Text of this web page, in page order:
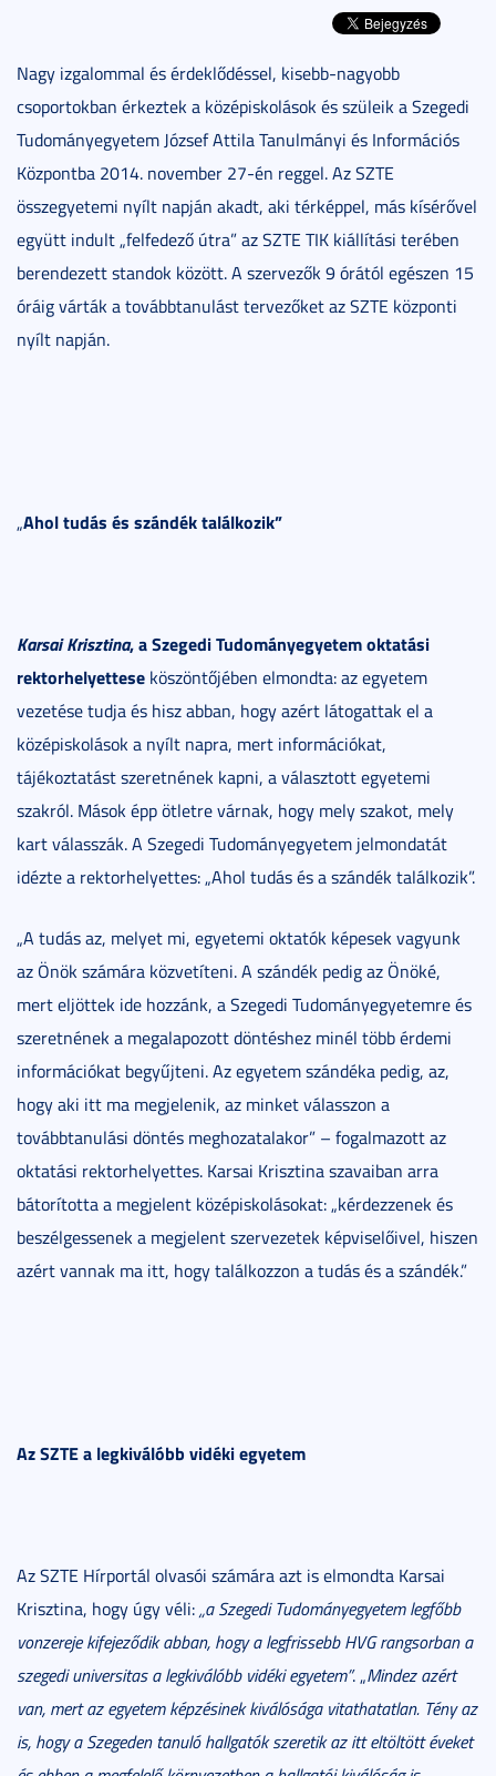
Nagy izgalommal és érdeklődéssel, kisebb-nagyobb
csoportokban érkeztek a középiskolások és szüleik a Szegedi
Tudományegyetem József Attila Tanulmányi és Információs
Központba 2014. november 27-én reggel. Az SZTE
összegyetemi nyílt napján akadt, aki térképpel, más kísérővel
együtt indult „felfedező útra” az SZTE TIK kiállítási terében
berendezett standok között. A szervezők 9 órától egészen 15
óráig várták a továbbtanulást tervezőket az SZTE központi
nyílt napján.
„Ahol tudás és szándék találkozik”
Karsai Krisztina, aSzegedi Tudományegyetem oktatási
rektorhelyettese köszöntőjében elmondta: az egyetem
vezetése tudja és hisz abban, hogy azért látogattak el a
középiskolások a nyílt napra, mert információkat,
tájékoztatást szeretnének kapni, a választott egyetemi
szakról. Mások épp ötletre várnak, hogy mely szakot, mely
kart válasszák. A Szegedi Tudományegyetem jelmondatát
idézte a rektorhelyettes: „Ahol tudás és a szándék találkozik”.
„A tudás az, melyet mi, egyetemi oktatók képesek vagyunk
az Önök számára közvetíteni. A szándék pedig az Önöké,
mert eljöttek ide hozzánk, a Szegedi Tudományegyetemre és
szeretnének a megalapozott döntéshez minél több érdemi
információkat begyűjteni. Az egyetem szándéka pedig, az,
hogy aki itt ma megjelenik, az minket válasszon a
továbbtanulási döntés meghozatalakor” – fogalmazott az
oktatási rektorhelyettes. Karsai Krisztina szavaiban arra
bátorította a megjelent középiskolásokat: „kérdezzenek és
beszélgessenek a megjelent szervezetek képviselőivel, hiszen
azért vannak ma itt, hogy találkozzon a tudás és a szándék.”
Az SZTE a legkiválóbb vidéki egyetem
Az SZTE Hírportál olvasói számára azt is elmondta Karsai
Krisztina, hogy úgy véli:„a Szegedi Tudományegyetem legfőbb
vonzereje kifejeződik abban, hogy a legfrissebb HVG rangsorban a
szegedi universitas a legkiválóbb vidéki egyetem”. „Mindez azért
van, mert az egyetem képzésinek kiválósága vitathatatlan. Tény az
is, hogy a Szegeden tanuló hallgatók szeretik az itt eltöltött éveket